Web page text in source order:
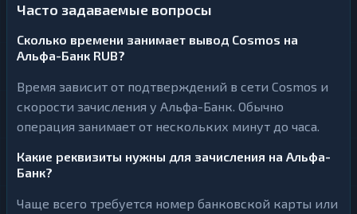
Часто задаваемые вопросы
Сколько времени занимает вывод Cosmos на
Альфа-Банк RUB?
Время зависит от подтверждений в сети Cosmos и
скорости зачисления у Альфа-Банк. Обычно
операция занимает от нескольких минут до часа.
Какие реквизиты нужны для зачисления на Альфа-
Банк?
Чаще всего требуется номер банковской карты или